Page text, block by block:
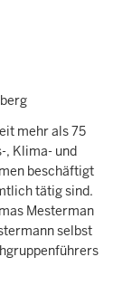
mehr als 75
, Klima- und
beschäftigt
tätig sind.
Mesterman
selbst